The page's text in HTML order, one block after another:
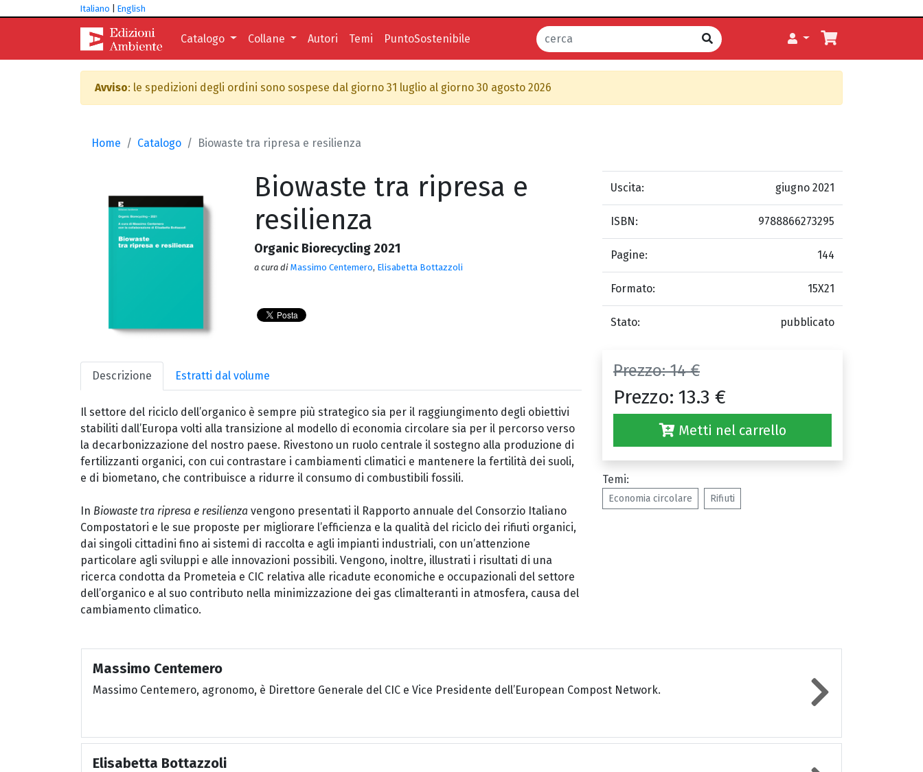
Italiano English
Catalogo Collane Autori Temi PuntoSostenibile
Avviso: le spedizioni degli ordini sono sospese dal giorno 31 luglio al giorno 30 agosto 2026
Home Catalogo Biowaste tra ripresa e resilienza
Biowaste tra ripresa e
resilienza
Organic Biorecycling 2021
a cura di Massimo Centemero, Elisabetta Bottazzoli
Descrizione Estratti dal volume
Il settore del riciclo dell’organico è sempre più strategico sia per il raggiungimento degli obiettivi
stabiliti dall’Europa volti alla transizione al modello di economia circolare sia per il percorso verso
la decarbonizzazione del nostro paese. Rivestono un ruolo centrale il sostegno alla produzione di
fertilizzanti organici, con cui contrastare i cambiamenti climatici e mantenere la fertilità dei suoli,
e di biometano, che contribuisce a ridurre il consumo di combustibili fossili.
In Biowaste tra ripresa e resilienza vengono presentati il Rapporto annuale del Consorzio Italiano
Compostatori e le sue proposte per migliorare l’efficienza e la qualità del riciclo dei rifiuti organici,
dai singoli cittadini fino ai sistemi di raccolta e agli impianti industriali, con un’attenzione
particolare agli sviluppi e alle innovazioni possibili. Vengono, inoltre, illustrati i risultati di una
ricerca condotta da Prometeia e CIC relativa alle ricadute economiche e occupazionali del settore
dell’organico e al suo contributo nella minimizzazione dei gas climalteranti in atmosfera, causa del
cambiamento climatico.
Uscita: giugno 2021
ISBN: 9788866273295
Pagine: 144
Formato: 15X21
Stato: pubblicato
Prezzo:14 €
Prezzo: 13.3 €
Metti nel carrello
Temi:
Economia circolare Rifiuti
Massimo Centemero
Massimo Centemero, agronomo, è Direttore Generale del CIC e Vice Presidente dell’European Compost Network.
Elisabetta Bottazzoli